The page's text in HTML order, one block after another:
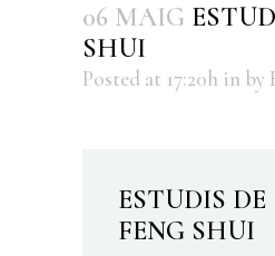
06 MAIG
SHUI
Posted at 17:20h in by
ESTUDIS DE
FENG SHUI